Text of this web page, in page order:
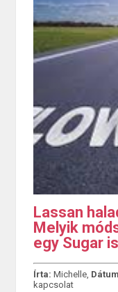
Lassan
Melyik
egy Sugar
Írta: Michelle,
kapcsolat